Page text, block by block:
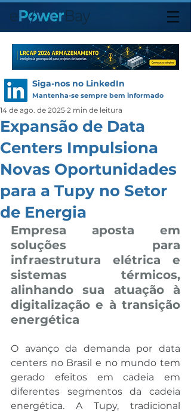
Siga-nos no LinkedIn
Mantenha-se sempre bem informado
Expansão de Data
Centers Impulsiona
Novas Oportunidades
para a Tupy no Setor
de Energia
14 de ago. de 2025 2 min de leitura
Empresa aposta em
soluções para
infraestrutura elétrica e
sistemas térmicos,
alinhando sua atuação à
digitalização e à transição
energética
O avanço da demanda por data
centers no Brasil e no mundo tem
gerado efeitos em cadeia em
diferentes segmentos da cadeia
energética. A Tupy, tradicional